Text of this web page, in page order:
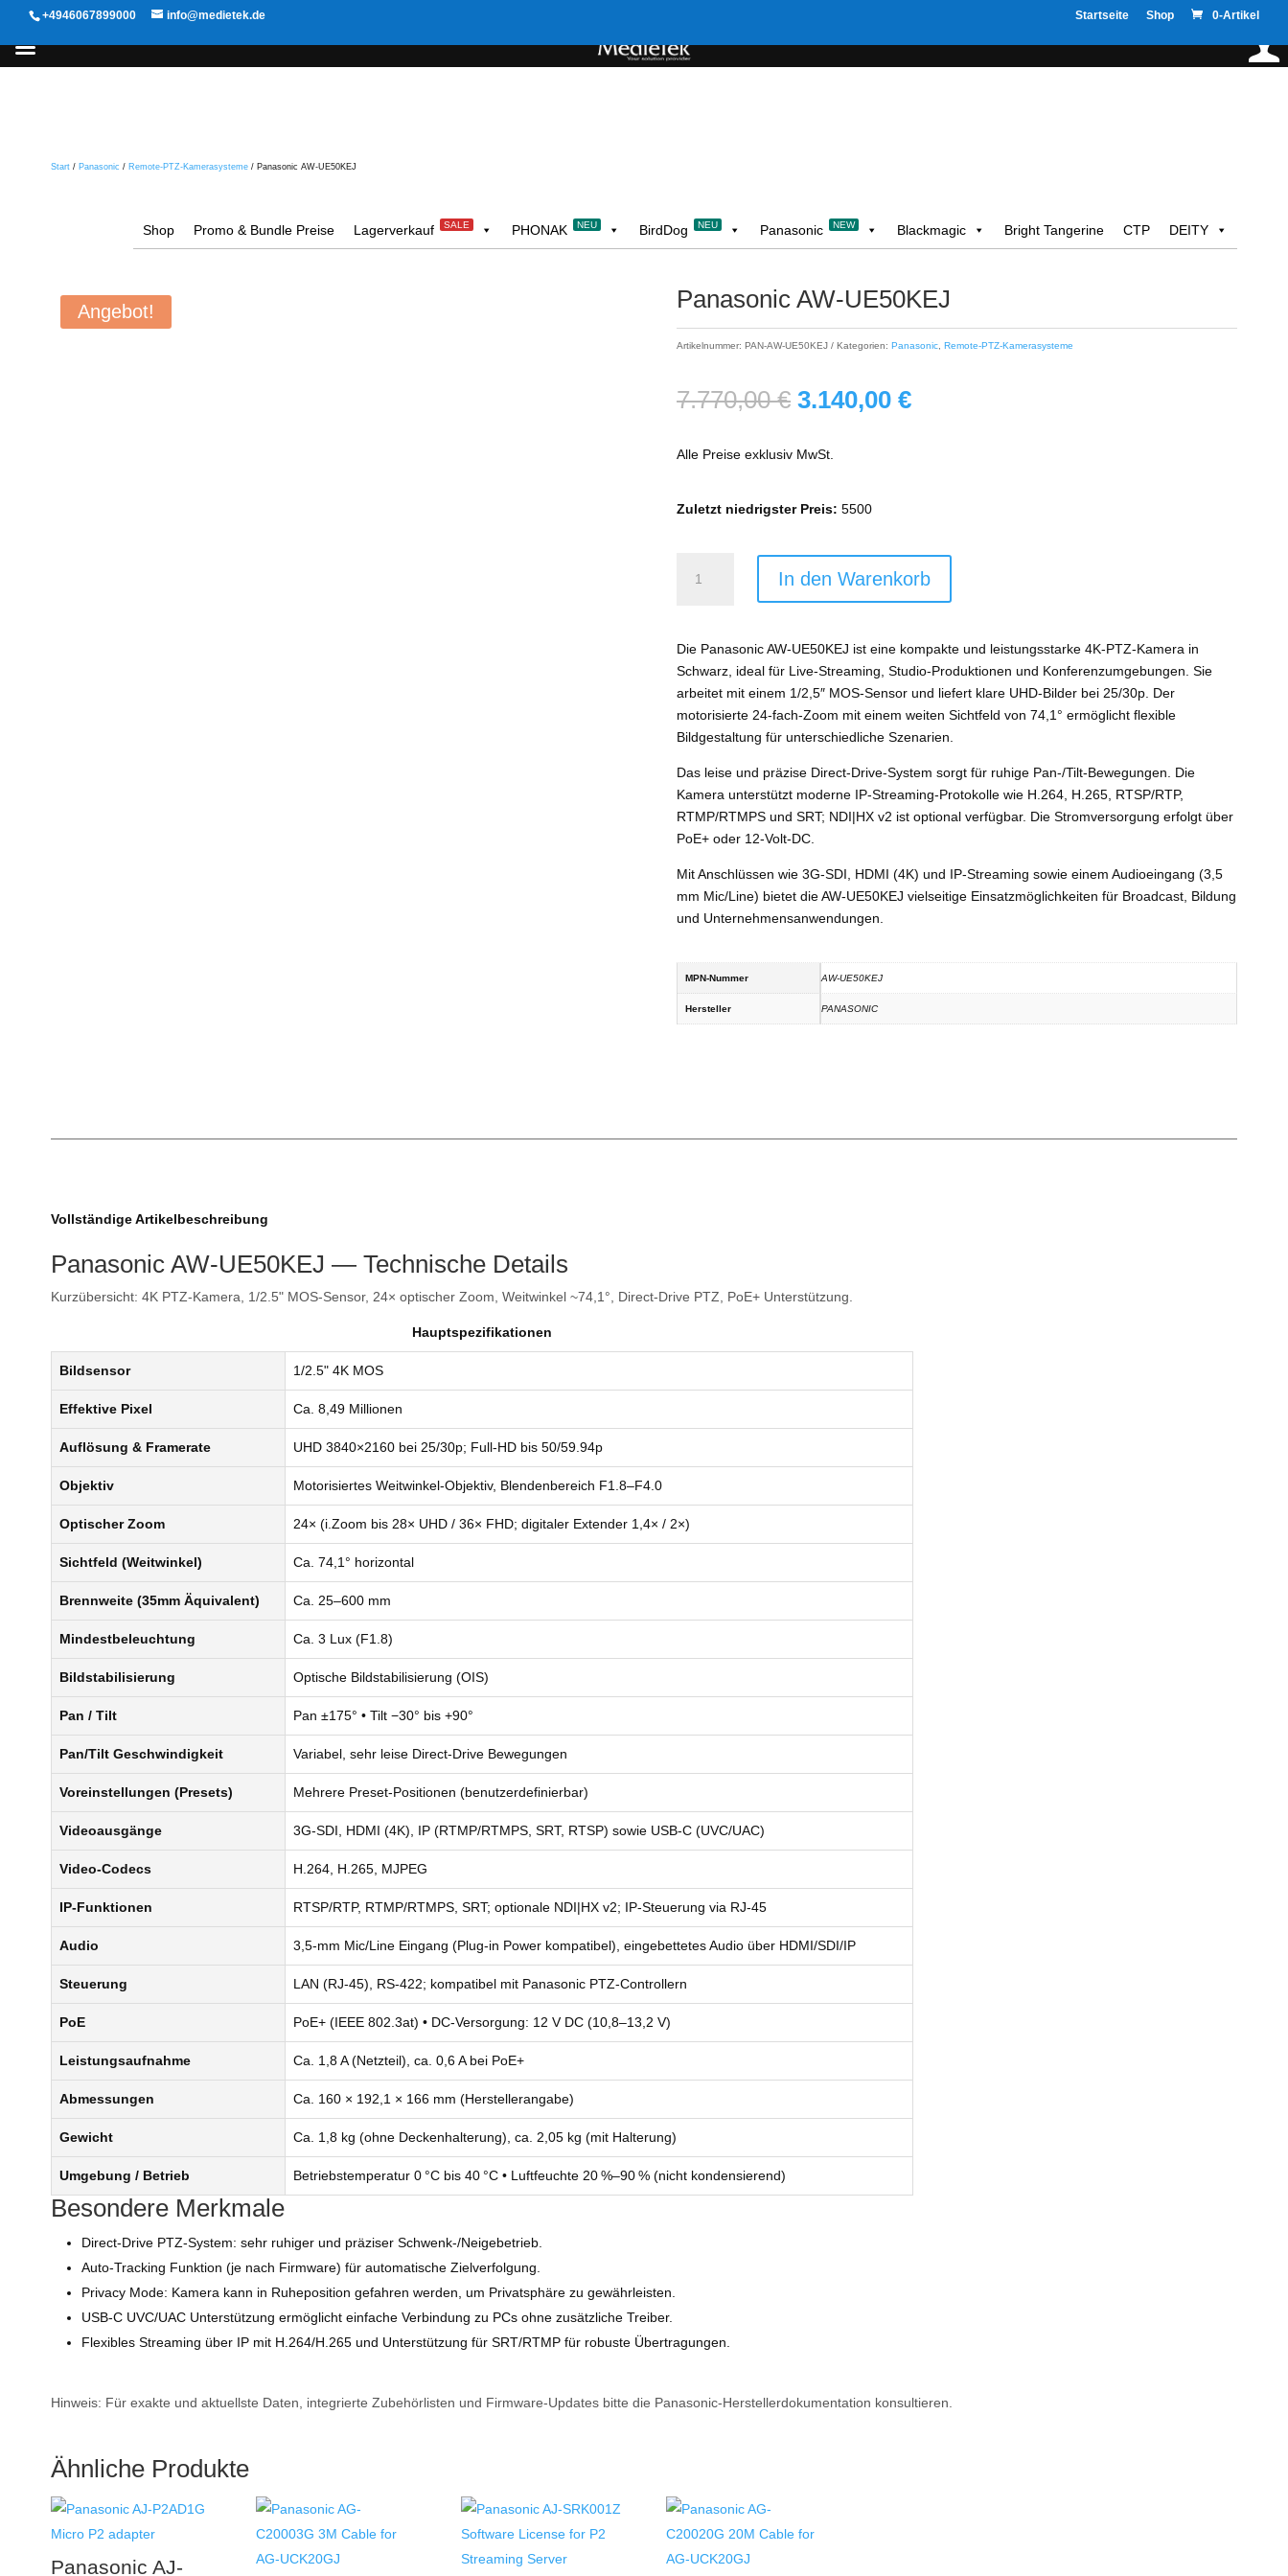
+4946067899000 info@medietek.de Startseite Shop 0-Artikel
Start/ Panasonic / Remote-PTZ-Kamerasysteme/ Panasonic AW-UE50KEJ
Shop Promo & Bundle Preise Lagerverkauf SALE PHONAK NEU BirdDog NEU Panasonic NEW Blackmagic Bright Tangerine CTP DEITY
Angebot! Panasonic AW-UE50KEJ
Artikelnummer:PAN-AW-UE50KEJ Kategorien:Panasonic ,Remote-PTZ-Kamerasysteme
7.770,00€ Ursprünglicher
war:
7.770,00 €
3.140,00€Aktueller
Alle Preise exklusiv MwSt.
Zuletzt niedrigster Preis:5500
AW-
In den Warenkorb
Die Panasonic AW-UE50KEJ ist eine kompakte und leistungsstarke 4K-PTZ-Kamera in
Schwarz, ideal für Live-Streaming, Studio-Produktionen und Konferenzumgebungen. Sie
arbeitet mit einem 1/2,5″ MOS-Sensor und liefert klare UHD-Bilder bei 25/30p. Der
motorisierte 24-fach-Zoom mit einem weiten Sichtfeld von 74,1° ermöglicht flexible
Bildgestaltung für unterschiedliche Szenarien.
Das leise und präzise Direct-Drive-System sorgt für ruhige Pan-/Tilt-Bewegungen. Die
Kamera unterstützt moderne IP-Streaming-Protokolle wie H.264, H.265, RTSP/RTP,
RTMP/RTMPS und SRT; NDI|HX v2 ist optional verfügbar. Die Stromversorgung erfolgt über
PoE+ oder 12-Volt-DC.
Mit Anschlüssen wie 3G-SDI, HDMI (4K) und IP-Streaming sowie einem Audioeingang (3,5
mm Mic/Line) bietet die AW-UE50KEJ vielseitige Einsatzmöglichkeiten für Broadcast, Bildung
und Unternehmensanwendungen.
MPN-Nummer AW-UE50KEJ
Hersteller PANASONIC
Vollständige Artikelbeschreibung
Panasonic AW-UE50KEJ — Technische Details
Kurzübersicht: 4K PTZ‑Kamera, 1/2.5" MOS‑Sensor, 24× optischer Zoom, Weitwinkel ~74,1°, Direct‑Drive PTZ, PoE+ Unterstützung.
Hauptspezifikationen
Bildsensor 1/2.5" 4K MOS
Effektive Pixel Ca. 8,49 Millionen
Auflösung & Framerate UHD 3840×2160 bei 25/30p; Full‑HD bis 50/59.94p
Objektiv Motorisiertes Weitwinkel‑Objektiv, Blendenbereich F1.8–F4.0
Optischer Zoom 24× (i.Zoom bis 28× UHD / 36× FHD; digitaler Extender 1,4× / 2×)
Sichtfeld (Weitwinkel) Ca. 74,1° horizontal
Brennweite (35mm Äquivalent) Ca. 25–600 mm
Mindestbeleuchtung Ca. 3 Lux (F1.8)
Bildstabilisierung Optische Bildstabilisierung (OIS)
Pan / Tilt Pan ±175° • Tilt −30° bis +90°
Pan/Tilt Geschwindigkeit Variabel, sehr leise Direct‑Drive Bewegungen
Voreinstellungen (Presets) Mehrere Preset‑Positionen (benutzerdefinierbar)
Videoausgänge 3G‑SDI, HDMI (4K), IP (RTMP/RTMPS, SRT, RTSP) sowie USB‑C (UVC/UAC)
Video‑Codecs H.264, H.265, MJPEG
IP‑Funktionen RTSP/RTP, RTMP/RTMPS, SRT; optionale NDI|HX v2; IP‑Steuerung via RJ‑45
Audio 3,5‑mm Mic/Line Eingang (Plug‑in Power kompatibel), eingebettetes Audio über HDMI/SDI/IP
Steuerung LAN (RJ‑45), RS‑422; kompatibel mit Panasonic PTZ‑Controllern
PoE PoE+ (IEEE 802.3at) • DC‑Versorgung: 12 V DC (10,8–13,2 V)
Leistungsaufnahme Ca. 1,8 A (Netzteil), ca. 0,6 A bei PoE+
Abmessungen Ca. 160 × 192,1 × 166 mm (Herstellerangabe)
Gewicht Ca. 1,8 kg (ohne Deckenhalterung), ca. 2,05 kg (mit Halterung)
Umgebung / Betrieb Betriebstemperatur 0 °C bis 40 °C • Luftfeuchte 20 %–90 % (nicht kondensierend)
Besondere Merkmale
Direct‑Drive PTZ‑System: sehr ruhiger und präziser Schwenk‑/Neigebetrieb.
Auto‑Tracking Funktion (je nach Firmware) für automatische Zielverfolgung.
Privacy Mode: Kamera kann in Ruheposition gefahren werden, um Privatsphäre zu gewährleisten.
USB‑C UVC/UAC Unterstützung ermöglicht einfache Verbindung zu PCs ohne zusätzliche Treiber.
Flexibles Streaming über IP mit H.264/H.265 und Unterstützung für SRT/RTMP für robuste Übertragungen.
Hinweis: Für exakte und aktuellste Daten, integrierte Zubehörlisten und Firmware‑Updates bitte die Panasonic‑Herstellerdokumentation konsultieren.
Ähnliche Produkte
Panasonic AJ-